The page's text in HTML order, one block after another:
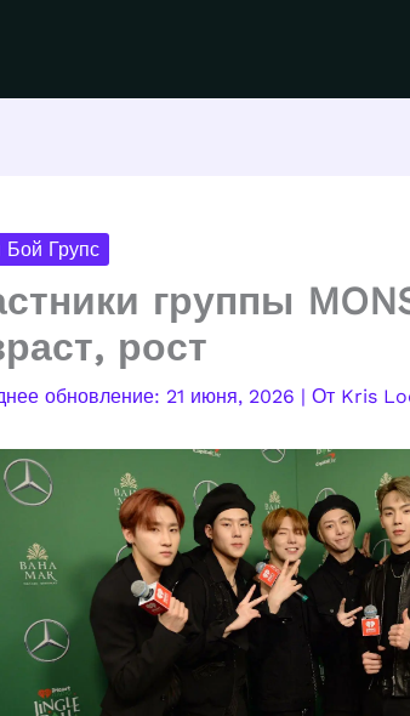
Бой Групс
группы
рост
21 июня, 2026 | От Kris